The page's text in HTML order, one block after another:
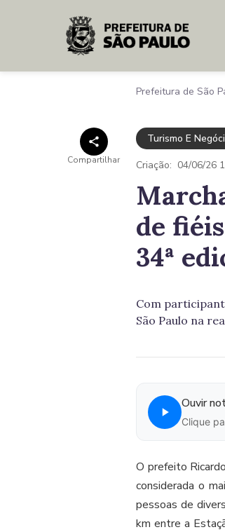
Pular para o Conteúdo principal
Prefeitura de São
Compartilhar
Turismo E
Criação: 04/06/26
de
34ª
Com
São Paulo na
Ouvir
Clique
O prefeito
considerada o
pessoas de
km entre a